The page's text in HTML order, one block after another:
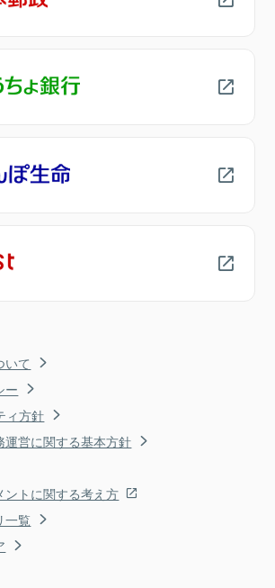
いて
ー
ィ方針
運営に関する基本方針
ントに関する考え方
一覧